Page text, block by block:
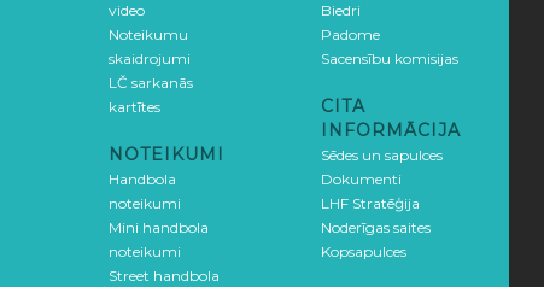
video
Noteikumu
skaidrojumi
LČ sarkanās
kartītes
NOTEIKUMI
Handbola
noteikumi
Mini handbola
noteikumi
Street handbola
Biedri
Padome
Sacensību komisijas
CITA
INFORMĀCIJA
Sēdes un sapulces
Dokumenti
LHF Stratēģija
Noderīgas saites
Kopsapulces